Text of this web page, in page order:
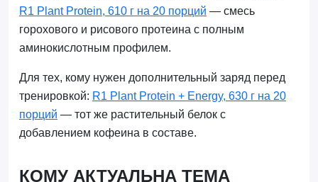
R1 Plant Protein, 610 г на 20 порций — смесь
горохового и рисового протеина с полным
аминокислотным профилем.
Для тех, кому нужен дополнительный заряд перед
тренировкой: R1 Plant Protein + Energy, 630 г на 20
порций — тот же растительный белок с
добавлением кофеина в составе.
КОМУ АКТУАЛЬНА ТЕМА